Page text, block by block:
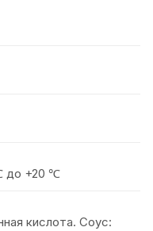
до +20 ℃
кислота. Cоус: